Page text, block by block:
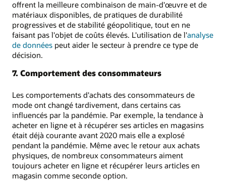
offrent la meilleure combinaison de main-d'œuvre et de
matériaux disponibles, de pratiques de durabilité
progressives et de stabilité géopolitique, tout en ne
faisant pas l'objet de coûts élevés. L'utilisation de l'analyse
de données peut aider le secteur à prendre ce type de
décision.
7. Comportement des consommateurs
Les comportements d'achats des consommateurs de
mode ont changé tardivement, dans certains cas
influencés par la pandémie. Par exemple, la tendance à
acheter en ligne et à récupérer ses articles en magasins
était déjà courante avant 2020 mais elle a explosé
pendant la pandémie. Même avec le retour aux achats
physiques, de nombreux consommateurs aiment
toujours acheter en ligne et récupérer leurs articles en
magasin comme seconde option.